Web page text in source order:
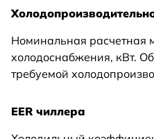
Номинальная расчетная
холодоснабжения, кВт.
требуемой
EER чиллера